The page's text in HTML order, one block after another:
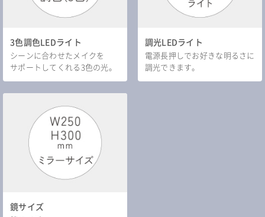
3色調色LEDライト
シーンに合わせたメイクを
サポートしてくれる3色の光。
調光LEDライト
電源長押しでお好きな明るさに
調光できます。
鏡サイズ